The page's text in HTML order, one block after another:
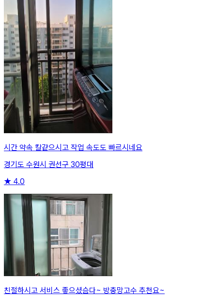
시간 약속 칼같으시고 작업 속도도 빠르시네요
경기도 수원시 권선구 30평대
★ 4.0
친절하시고 서비스 좋으셨슴다~ 방충망고수 추천요~